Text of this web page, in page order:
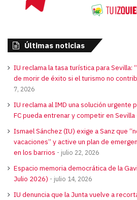
Últimas noticias
IU reclama la tasa turística para Sevilla:
de morir de éxito si el turismo no
7, 2026
IU reclama al IMD una solución urgente
FC pueda entrenar y competir en Sevilla
Ismael Sánchez (IU) exige a Sanz que
vacaciones” y active un plan de
en los barrios
julio 22, 2026
Espacio memoria democrática de la
Julio 2026)
julio 14, 2026
IU denuncia que la Junta vuelve a